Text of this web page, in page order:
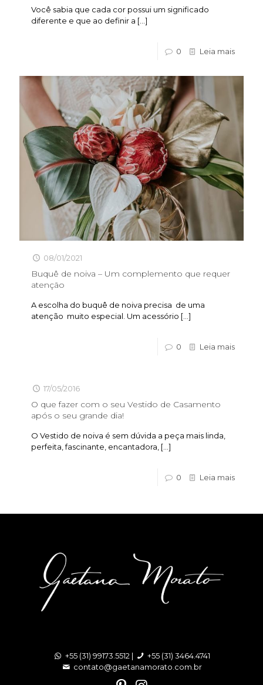
Você sabia que cada cor possui um significado
diferente e que ao definir a […]
0 Leia mais
08/01/2021
Buquê de noiva – Um complemento que requer
atenção
A escolha do buquê de noiva precisa de uma
atenção muito especial. Um acessório […]
0 Leia mais
17/05/2016
O que fazer com o seu Vestido de Casamento
após o seu grande dia!
O Vestido de noiva é sem dúvida a peça mais linda,
perfeita, fascinante, encantadora, […]
0 Leia mais
+55 (31) 99173.5512 |
+55 (31) 3464.4741
contato@gaetanamorato.com.br